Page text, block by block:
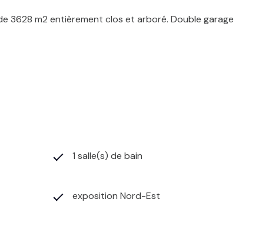
3628 m2 entièrement clos et arboré. Double garage
1 salle(s) de bain
exposition Nord-Est